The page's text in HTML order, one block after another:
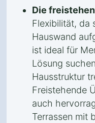
Die
Flexibilität, da
Hauswand
ist ideal für
Lösung
Hausstruktur
Freistehende
auch
Terrassen mit